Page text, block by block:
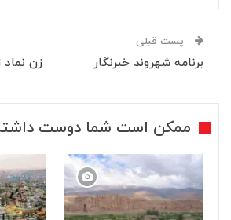
پست قبلی
برنامه شهروند خبرنگار زن
ممکن است شما دوست